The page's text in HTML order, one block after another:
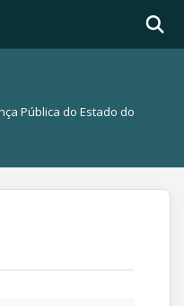
Pública do Estado do